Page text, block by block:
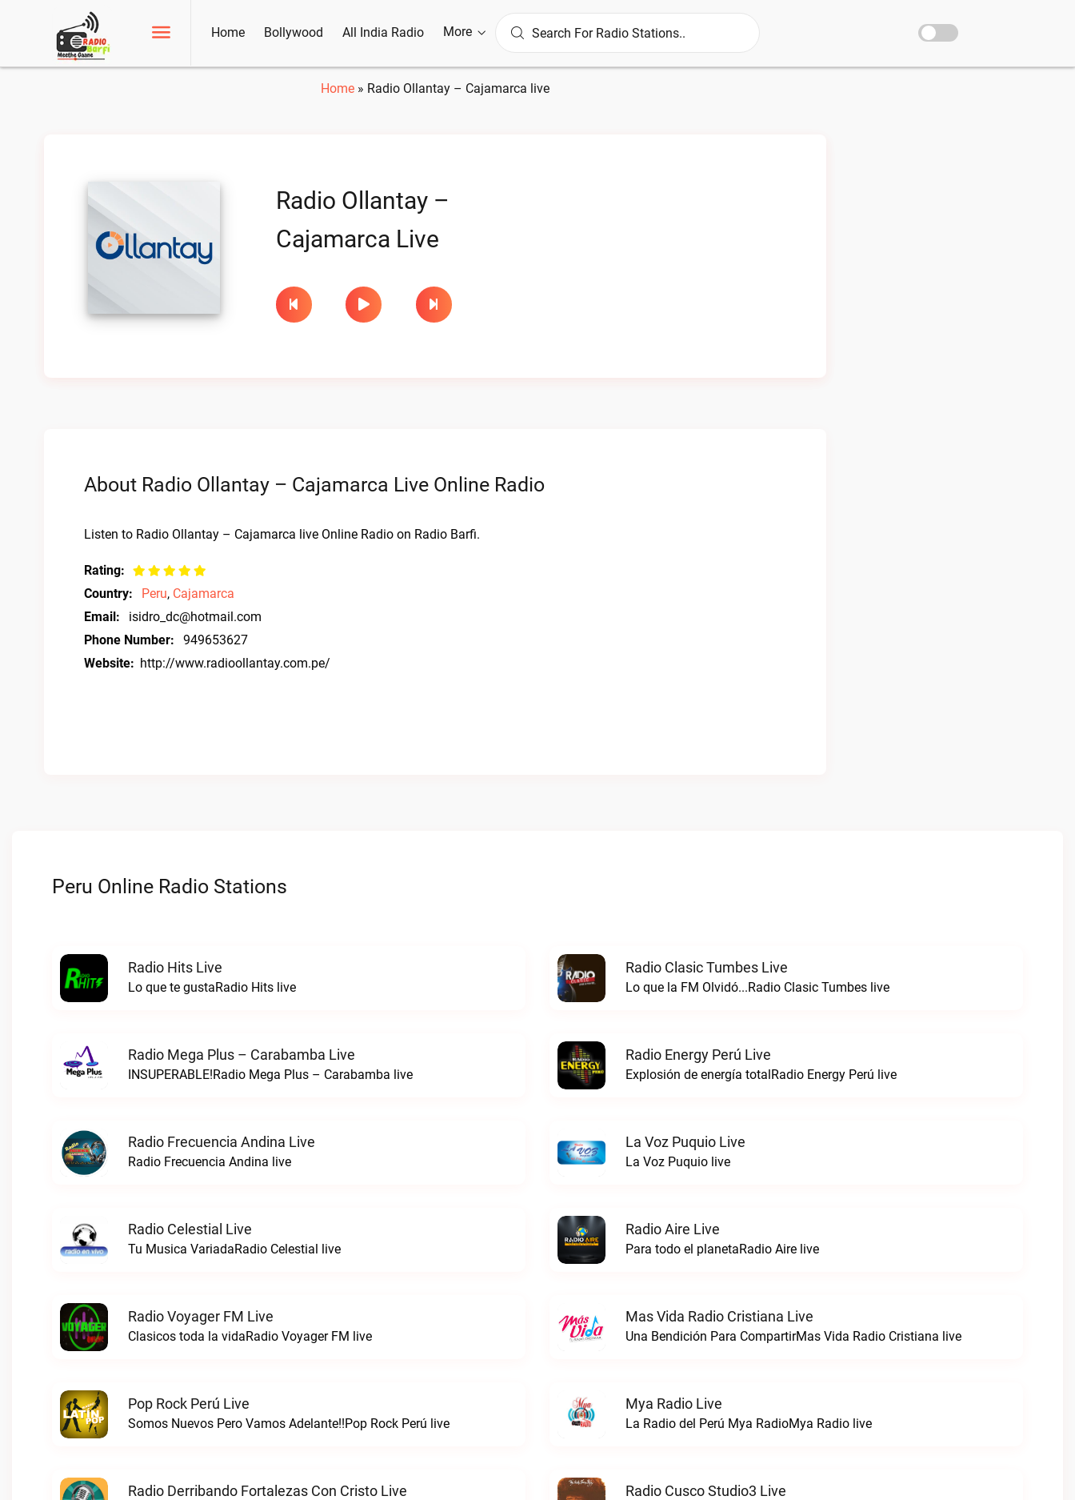
Home Bollywood All India Radio More
Home » Radio Ollantay – Cajamarca live
Radio Ollantay –
Cajamarca Live
About Radio Ollantay – Cajamarca Live Online Radio
Listen to Radio Ollantay – Cajamarca live Online Radio on Radio Barfi.
Rating:
Country:
Peru, Cajamarca
Email:
isidro_dc@hotmail.com
Phone Number:
949653627
Website: http://www.radioollantay.com.pe/
Peru Online Radio Stations
Radio Hits Live
Lo que te gustaRadio Hits live
Radio Clasic Tumbes Live
Lo que la FM Olvidó...Radio Clasic Tumbes live
Radio Mega Plus – Carabamba Live
INSUPERABLE!Radio Mega Plus – Carabamba live
Radio Energy Perú Live
Explosión de energía totalRadio Energy Perú live
Radio Frecuencia Andina Live
Radio Frecuencia Andina live
La Voz Puquio Live
La Voz Puquio live
Radio Celestial Live
Tu Musica VariadaRadio Celestial live
Radio Aire Live
Para todo el planetaRadio Aire live
Radio Voyager FM Live
Clasicos toda la vidaRadio Voyager FM live
Mas Vida Radio Cristiana Live
Una Bendición Para CompartirMas Vida Radio Cristiana live
Pop Rock Perú Live
Somos Nuevos Pero Vamos Adelante!!Pop Rock Perú live
Mya Radio Live
La Radio del Perú Mya RadioMya Radio live
Radio Derribando Fortalezas Con Cristo Live Radio Cusco Studio3 Live